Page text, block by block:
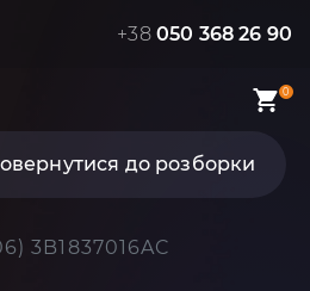
+38 050 368 26 90
0
до розборки
3B1837016AC